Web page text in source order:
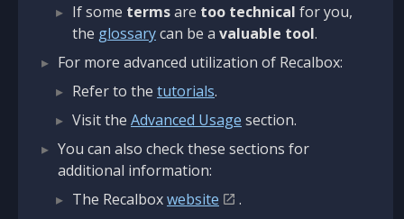
If some termsare too technical for you,
the glossarycan be a valuable tool.
For more advanced utilization of Recalbox:
Refer to the tutorials.
Visit the Advanced Usage section.
You can also check these sections for
additional information:
The Recalboxwebsite
.